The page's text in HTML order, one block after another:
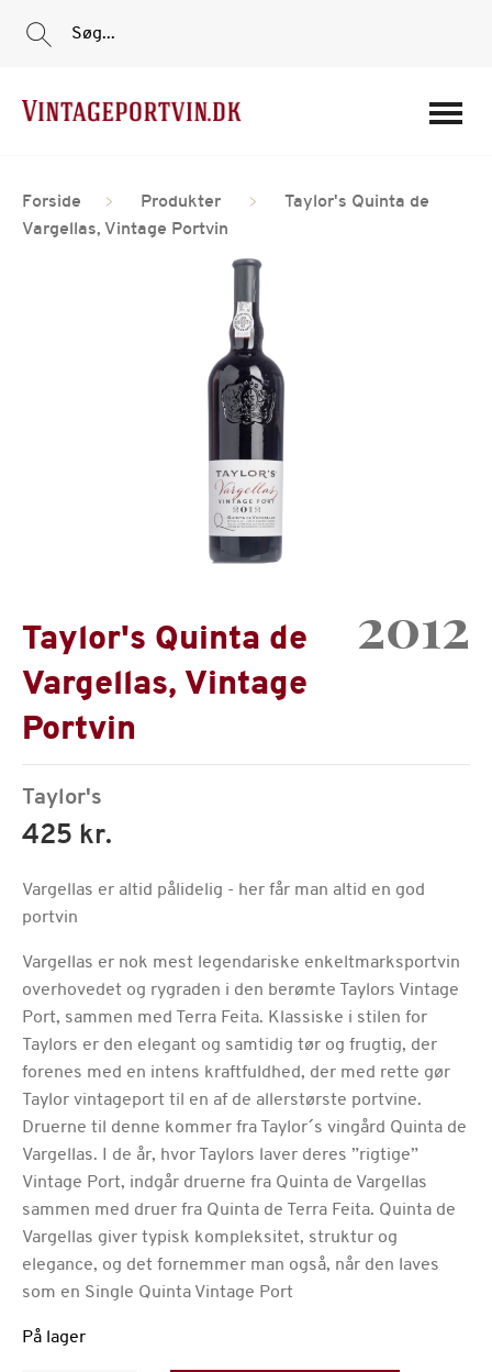
Portvinshuse
Søg...
Forside Produkter
Taylor's Quinta de
Vargellas, Vintage Portvin
Taylor's Quinta de
Vargellas, Vintage
Portvin
2012
Taylor's
425 kr.
Vargellas er altid pålidelig - her får man altid en god
portvin
Vargellas er nok mest legendariske enkeltmarksportvin
overhovedet og rygraden i den berømte Taylors Vintage
Port, sammen med Terra Feita. Klassiske i stilen for
Taylors er den elegant og samtidig tør og frugtig, der
forenes med en intens kraftfuldhed, der med rette gør
Taylor vintageport til en af de allerstørste portvine.
Druerne til denne kommer fra Taylor´s vingård Quinta de
Vargellas. I de år, hvor Taylors laver deres ”rigtige”
Vintage Port, indgår druerne fra Quinta de Vargellas
sammen med druer fra Quinta de Terra Feita. Quinta de
Vargellas giver typisk kompleksitet, struktur og
elegance, og det fornemmer man også, når den laves
som en Single Quinta Vintage Port
På lager